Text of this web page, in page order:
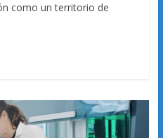
como un territorio de